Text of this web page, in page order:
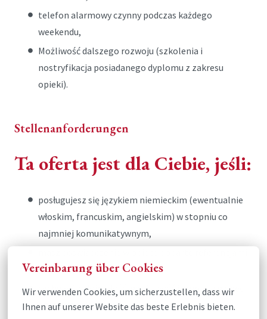
Vereinbarung über Cookies
Wir verwenden Cookies, um sicherzustellen, dass wir
Ihnen auf unserer Website das beste Erlebnis bieten.
telefon alarmowy czynny podczas każdego
weekendu,
Możliwość dalszego rozwoju (szkolenia i
nostryfikacja posiadanego dyplomu z zakresu
opieki).
Stellenanforderungen
Ta oferta jest dla Ciebie, jeśli:
posługujesz się językiem niemieckim (ewentualnie
włoskim, francuskim, angielskim) w stopniu co
najmniej komunikatywnym,
pisemnymi,
cechuje Cię dojrzałość, wrażliwość i empatia wobec
drugiego człowieka,